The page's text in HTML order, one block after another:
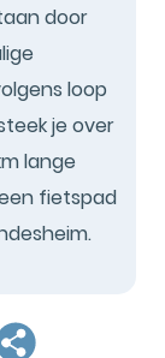
door
loop
je over
lange
fietspad